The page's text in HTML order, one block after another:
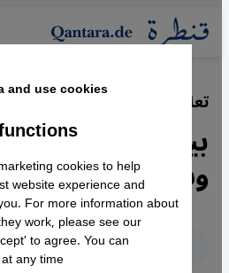
Direkt zum Inhalt springen
تعاون الديانات - "الرب يحب
بيت واحد لثلاثة
وسط برلين
English
use cookies.
cookies to help
website experience and
For more information about
work, please see our
to agree. You can
any time.